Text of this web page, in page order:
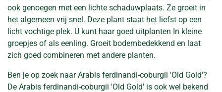
ook genoegen met een lichte schaduwplaats. Ze groeit in
het algemeen vrij snel. Deze plant staat het liefst op een
licht vochtige plek. U kunt haar goed uitplanten In kleine
groepjes of als eenling. Groeit bodembedekkend en laat
zich goed combineren met andere planten.
Ben je op zoek naar Arabis ferdinandi-coburgii 'Old Gold'?
De Arabis ferdinandi-coburgii 'Old Gold' is ook wel bekend